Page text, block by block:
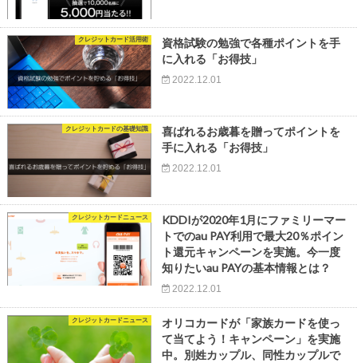
クレジットカード活用術
資格試験の勉強で各種ポイントを手
に入れる「お得技」
2022.12.01
クレジットカードの基礎知識
喜ばれるお歳暮を贈ってポイントを
手に入れる「お得技」
2022.12.01
クレジットカードニュース
KDDIが2020年1月にファミリーマー
トでのau PAY利用で最大20％ポイン
ト還元キャンペーンを実施。今一度
知りたいau PAYの基本情報とは？
2022.12.01
クレジットカードニュース
オリコカードが「家族カードを使っ
て当てよう！キャンペーン」を実施
中。別姓カップル、同性カップルで